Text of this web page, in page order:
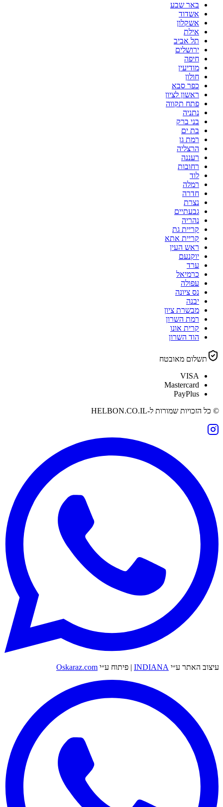
באר שבע
אשדוד
אשקלון
אילת
תל אביב
ירושלים
חיפה
מודיעין
חולון
כפר סבא
ראשון לציון
פתח תקווה
נתניה
בני ברק
בת ים
רמת גן
הרצליה
רעננה
רחובות
לוד
רמלה
חדרה
נצרת
גבעתיים
נהריה
קריית גת
קריית אתא
ראש העין
יוקנעם
ערד
כרמיאל
עפולה
נס ציונה
יבנה
מבשרת ציון
רמת השרון
קרית אונו
הוד השרון
תשלום מאובטח
VISA
Mastercard
PayPlus
© כל הזכויות שמורות ל-HELBON.CO.IL
עיצוב האתר ע״י INDIANA
| פיתוח ע״י Oskaraz.com